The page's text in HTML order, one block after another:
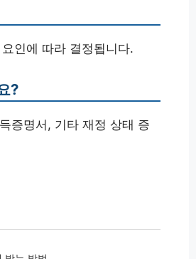
인에 따라 결정됩니다.
?
증명서, 기타 재정 상태 증